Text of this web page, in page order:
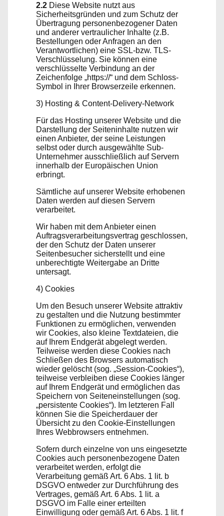
2.2 Diese Website nutzt aus
Sicherheitsgründen und zum Schutz der
Übertragung personenbezogener Daten
und anderer vertraulicher Inhalte (z.B.
Bestellungen oder Anfragen an den
Verantwortlichen) eine SSL-bzw. TLS-
Verschlüsselung. Sie können eine
verschlüsselte Verbindung an der
Zeichenfolge „https://“ und dem Schloss-
Symbol in Ihrer Browserzeile erkennen.
3) Hosting & Content-Delivery-Network
Für das Hosting unserer Website und die
Darstellung der Seiteninhalte nutzen wir
einen Anbieter, der seine Leistungen
selbst oder durch ausgewählte Sub-
Unternehmer ausschließlich auf Servern
innerhalb der Europäischen Union
erbringt.
Sämtliche auf unserer Website erhobenen
Daten werden auf diesen Servern
verarbeitet.
Wir haben mit dem Anbieter einen
Auftragsverarbeitungsvertrag geschlossen,
der den Schutz der Daten unserer
Seitenbesucher sicherstellt und eine
unberechtigte Weitergabe an Dritte
untersagt.
4) Cookies
Um den Besuch unserer Website attraktiv
zu gestalten und die Nutzung bestimmter
Funktionen zu ermöglichen, verwenden
wir Cookies, also kleine Textdateien, die
auf Ihrem Endgerät abgelegt werden.
Teilweise werden diese Cookies nach
Schließen des Browsers automatisch
wieder gelöscht (sog. „Session-Cookies“),
teilweise verbleiben diese Cookies länger
auf Ihrem Endgerät und ermöglichen das
Speichern von Seiteneinstellungen (sog.
„persistente Cookies“). Im letzteren Fall
können Sie die Speicherdauer der
Übersicht zu den Cookie-Einstellungen
Ihres Webbrowsers entnehmen.
Sofern durch einzelne von uns eingesetzte
Cookies auch personenbezogene Daten
verarbeitet werden, erfolgt die
Verarbeitung gemäß Art. 6 Abs. 1 lit. b
DSGVO entweder zur Durchführung des
Vertrages, gemäß Art. 6 Abs. 1 lit. a
DSGVO im Falle einer erteilten
Einwilligung oder gemäß Art. 6 Abs. 1 lit. f